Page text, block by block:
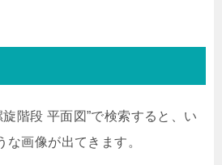
階段 平面図”で検索すると、い
画像が出てきます。